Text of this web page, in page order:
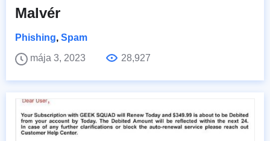
Malvér
Phishing, Spam
mája 3, 2023
28,927